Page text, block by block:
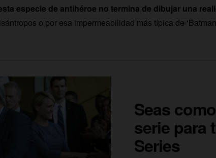
especie de antihéroe no termina de dibujar una
o por esa impermeabilidad más típica de
Seas
serie para
Series